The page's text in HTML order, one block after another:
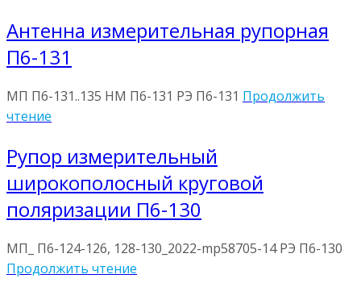
Антенна измерительная рупорная
П6-131
МП П6-131..135 НМ П6-131 РЭ П6-131 Продолжить
чтение
Рупор измерительный
широкополосный круговой
поляризации П6-130
МП_ П6-124-126, 128-130_2022-mp58705-14 РЭ П6-130
Продолжить чтение